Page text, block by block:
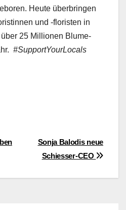
Heute über­brin­gen
und ‑floris­ten in
25 Mil­lio­nen Blu­me­
#Sup­port­Y­our­Locals
Sonja Balodis neue
Schiesser-CEO